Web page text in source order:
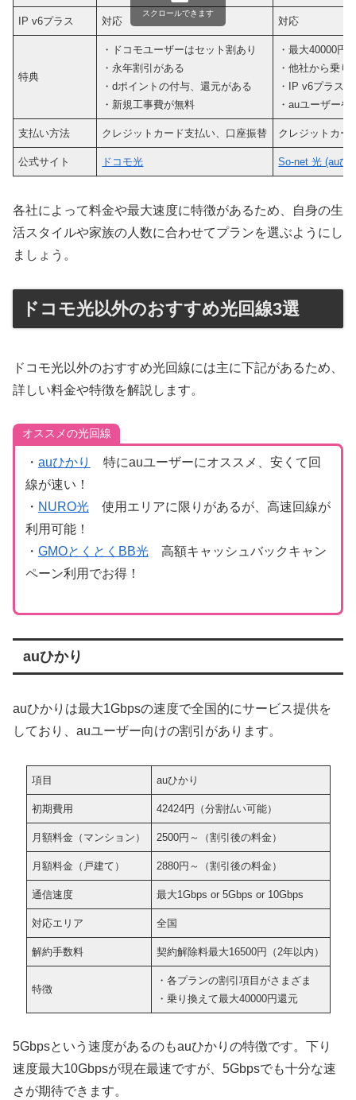
IP v6プラス 対応 対応
特典
・ドコモユーザーはセット割あり
・永年割引がある
・dポイントの付与、還元がある
・新規工事費が無料
・最大40000円
・他社から乗
・IP v6プラス
・auユーザー
支払い方法 クレジットカード支払い、口座振替 クレジットカー
公式サイト ドコモ光 So-net 光 (auひ
スクロールできます
各社によって料金や最大速度に特徴があるため、自身の生
活スタイルや家族の人数に合わせてプランを選ぶようにし
ましょう。
ドコモ光以外のおすすめ光回線3選
ドコモ光以外のおすすめ光回線には主に下記があるため、
詳しい料金や特徴を解説します。
オススメの光回線
・ auひかり
特にauユーザーにオススメ、安くて回
線が速い！
・ NURO光使用エリアに限りがあるが、高速回線が
利用可能！
・ GMOとくとくBB光高額キャッシュバックキャン
ペーン利用でお得！
auひかり
auひかりは最大1Gbpsの速度で全国的にサービス提供を
しており、auユーザー向けの割引があります。
項目 auひかり
初期費用 42424円（分割払い可能）
月額料金（マンション） 2500円～（割引後の料金）
月額料金（戸建て） 2880円～（割引後の料金）
通信速度 最大1Gbps or 5Gbps or 10Gbps
対応エリア 全国
解約手数料 契約解除料最大16500円（2年以内）
特徴
・各プランの割引項目がさまざま
・乗り換えて最大40000円還元
5Gbpsという速度があるのもauひかりの特徴です。下り
速度最大10Gbpsが現在最速ですが、5Gbpsでも十分な速
さが期待できます。